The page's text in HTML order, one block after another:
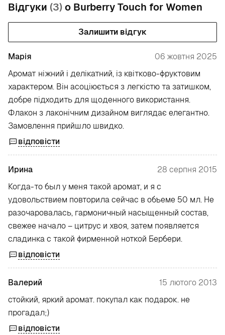
Відгуки (3)о Burberry Touch for Women
Залишити відгук
Марія
06 жовтня 2025
Аромат ніжний і делікатний, із квітково-фруктовим
характером. Він асоціюється з легкістю та затишком,
добре підходить для щоденного використання.
Флакон з лаконічним дизайном виглядає елегантно.
Замовлення прийшло швидко.
відповісти
Ирина
28 серпня 2015
Когда-то был у меня такой аромат, и я с
удовольствием повторила сейчас в объеме 50 мл. Не
разочаровалась, гармоничный насыщенный состав,
свежее начало – цитрус и хвоя, затем появляется
сладинка с такой фирменной ноткой Бербери.
відповісти
Валерий
15 лютого 2013
стойкий, яркий аромат. покупал как подарок. не
прогадал;)
відповісти